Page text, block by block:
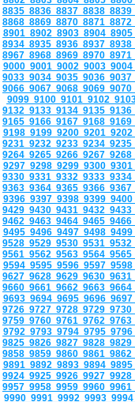
8835 8836 8837 8838 8839
8868 8869 8870 8871 8872
8901 8902 8903 8904 8905
8934 8935 8936 8937 8938
8967 8968 8969 8970 8971
9000 9001 9002 9003 9004
9033 9034 9035 9036 9037
9066 9067 9068 9069 9070
9099 9100 9101 9102
9132 9133 9134 9135 9136
9165 9166 9167 9168 9169
9198 9199 9200 9201 9202
9231 9232 9233 9234 9235
9264 9265 9266 9267 9268
9297 9298 9299 9300 9301
9330 9331 9332 9333 9334
9363 9364 9365 9366 9367
9396 9397 9398 9399 9400
9429 9430 9431 9432 9433
9462 9463 9464 9465 9466
9495 9496 9497 9498 9499
9528 9529 9530 9531 9532
9561 9562 9563 9564 9565
9594 9595 9596 9597 9598
9627 9628 9629 9630 9631
9660 9661 9662 9663 9664
9693 9694 9695 9696 9697
9726 9727 9728 9729 9730
9759 9760 9761 9762 9763
9792 9793 9794 9795 9796
9825 9826 9827 9828 9829
9858 9859 9860 9861 9862
9891 9892 9893 9894 9895
9924 9925 9926 9927 9928
9957 9958 9959 9960 9961
9990 9991 9992 9993 9994